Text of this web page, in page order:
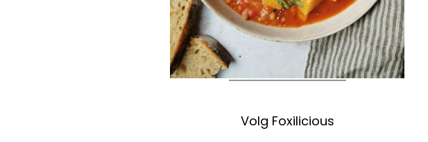
Volg Foxilicious